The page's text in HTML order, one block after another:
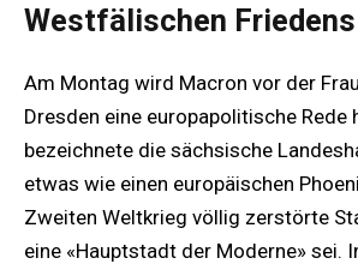
Westfälischen Friedens
Am Montag wird Macron vor der
Dresden eine europapolitische Rede
bezeichnete die sächsische
etwas wie einen europäischen
Zweiten Weltkrieg völlig zerstörte
eine «Hauptstadt der Moderne» sei.